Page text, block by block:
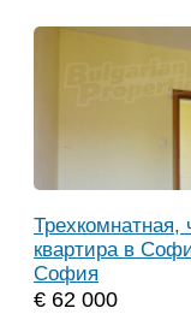
Трехкомнатная,
квартира в
София
€ 62 000